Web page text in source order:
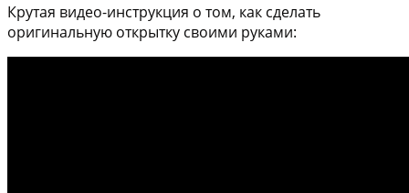
Крутая видео-инструкция о том, как сделать
оригинальную открытку своими руками: